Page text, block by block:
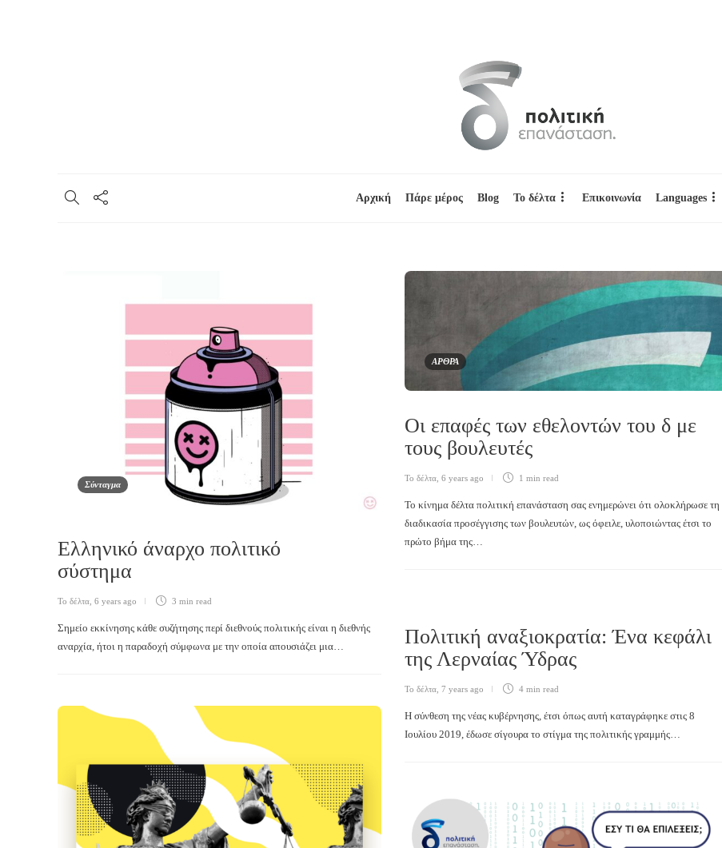
Αρχική Πάρε μέρος Blog Το δέλτα Επικοινωνία Languages
Σύνταγμα
Ελληνικό άναρχο πολιτικό
σύστημα
Το δέλτα 6 years ago 3 min read
Σημείο εκκίνησης κάθε συζήτησης περί διεθνούς πολιτικής είναι η διεθνής
αναρχία, ήτοι η παραδοχή σύμφωνα με την οποία απουσιάζει μια…
ΑΡΘΡΑ
Οι επαφές των εθελοντών του δ με
τους βουλευτές
Το δέλτα 6 years ago 1 min read
Το κίνημα δέλτα πολιτική επανάσταση σας ενημερώνει ότι ολοκλήρωσε τη
διαδικασία προσέγγισης των βουλευτών, ως όφειλε, υλοποιώντας έτσι το
πρώτο βήμα της…
Πολιτική αναξιοκρατία: Ένα κεφάλι
της Λερναίας Ύδρας
Το δέλτα 7 years ago 4 min read
Η σύνθεση της νέας κυβέρνησης, έτσι όπως αυτή καταγράφηκε στις 8
Ιουλίου 2019, έδωσε σίγουρα το στίγμα της πολιτικής γραμμής…